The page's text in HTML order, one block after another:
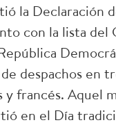
la Declaración
con la lista del
despachos en
y francés. Aquel
en el Día